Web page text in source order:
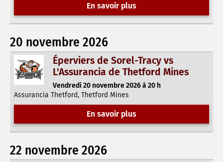
En savoir plus
20 novembre 2026
Éperviers de Sorel-Tracy vs
L'Assurancia de Thetford Mines
Vendredi 20 novembre 2026 à 20 h
Assurancia Thetford, Thetford Mines
En savoir plus
22 novembre 2026